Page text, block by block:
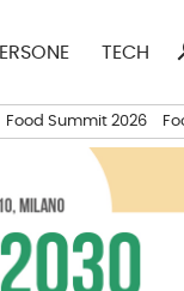
TECH
Food Summit 2026